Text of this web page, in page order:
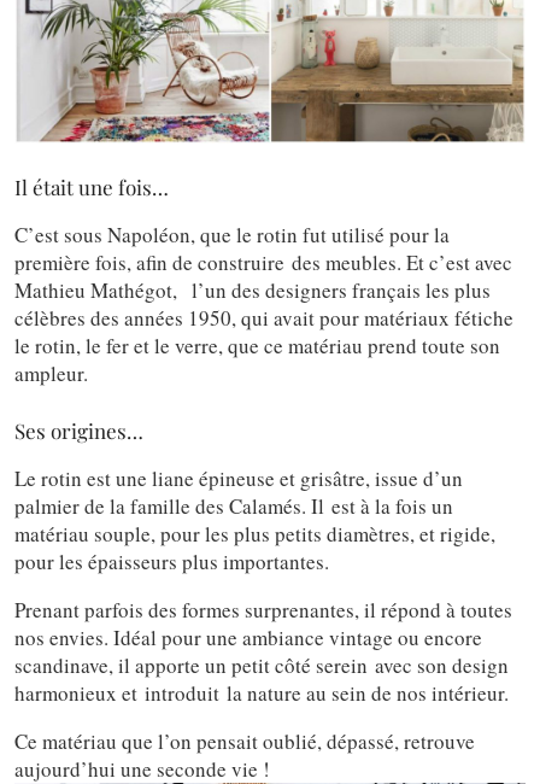
Il était une fois…
C’est sous Napoléon, que le rotin fut utilisé pour la
première fois, afin de construire des meubles. Et c’est avec
Mathieu Mathégot, l’un des designers français les plus
célèbres des années 1950, qui avait pour matériaux fétiche
le rotin, le fer et le verre, que ce matériau prend toute son
ampleur.
Ses origines…
Le rotin est une liane épineuse et grisâtre, issue d’un
palmier de la famille des Calamés. Il est à la fois un
matériau souple, pour les plus petits diamètres, et rigide,
pour les épaisseurs plus importantes.
Prenant parfois des formes surprenantes, il répond à toutes
nos envies. Idéal pour une ambiance vintage ou encore
scandinave, il apporte un petit côté serein avec son design
harmonieux et introduit la nature au sein de nos intérieur.
Ce matériau que l’on pensait oublié, dépassé, retrouve
aujourd’hui une seconde vie !